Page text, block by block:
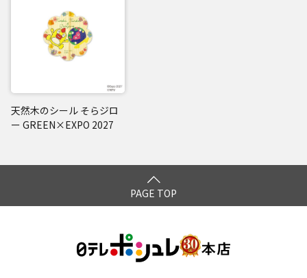
天然木のシール そらジロ
ー GREEN×EXPO 2027
PAGE TOP